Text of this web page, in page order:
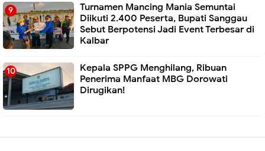
Turnamen Mancing Mania Semuntai
Diikuti 2.400 Peserta, Bupati Sanggau
Sebut Berpotensi Jadi Event Terbesar di
Kalbar
Kepala SPPG Menghilang, Ribuan
Penerima Manfaat MBG Dorowati
Dirugikan!